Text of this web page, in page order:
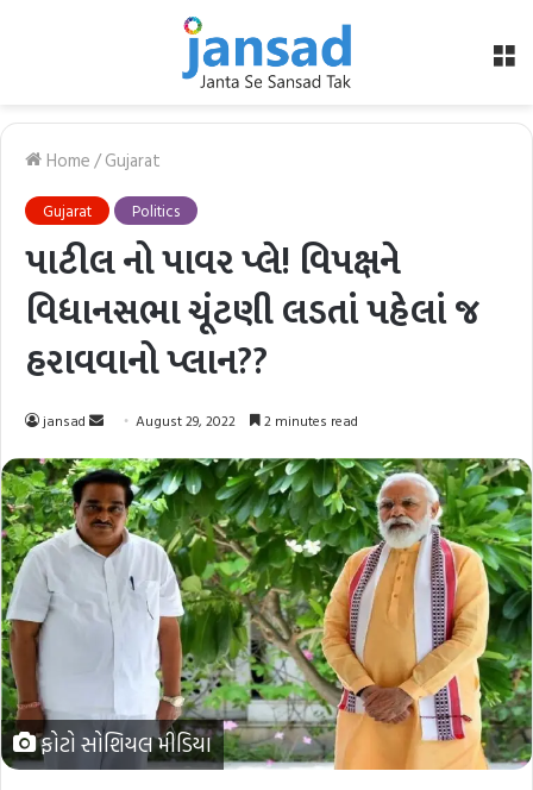
Home/Gujarat
Gujarat Politics
પાટીલ નો પાવર પ્લે! વિપક્ષને
વિધાનસભા ચૂંટણી લડતાં પહેલાં જ
હરાવવાનો પ્લાન??
jansad
Send
email
August 29, 2022 2 minutes read
ફોટો સોશિયલ મીડિયા